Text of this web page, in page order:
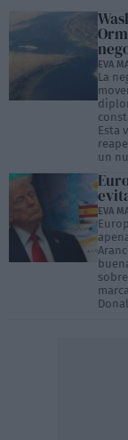
EVA
La
Esta
un
EVA